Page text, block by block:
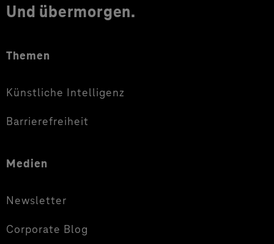
Und übermorgen.
Themen
Künstliche Intelligenz
Barrierefreiheit
Medien
Newsletter
Corporate Blog